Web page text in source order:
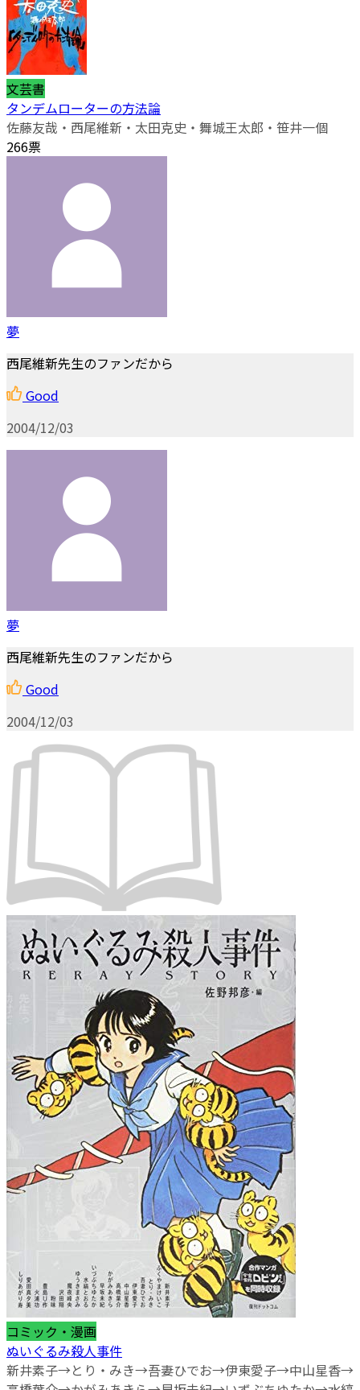
文芸書
タンデムローターの方法論
佐藤友哉・西尾維新・太田克史・舞城王太郎・笹井一個
266票
夢
西尾維新先生のファンだから
Good
2004/12/03
夢
西尾維新先生のファンだから
Good
2004/12/03
コミック・漫画
ぬいぐるみ殺人事件
新井素子→とり・みき→吾妻ひでお→伊東愛子→中山星香→